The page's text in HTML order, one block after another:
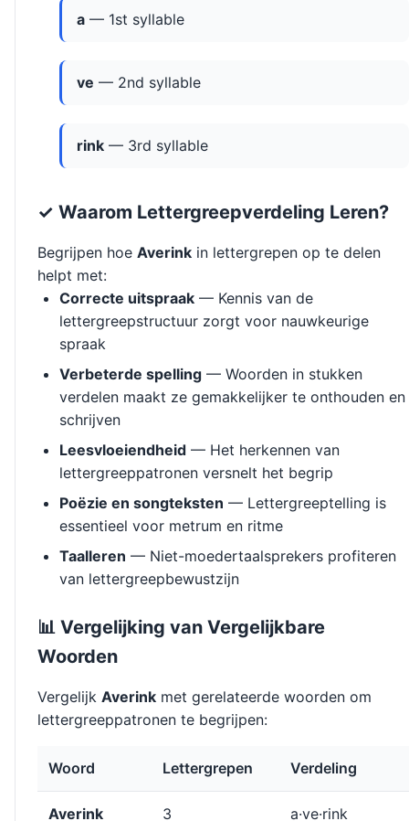
a — 1st syllable
ve — 2nd syllable
rink — 3rd syllable
✓ Waarom Lettergreepverdeling Leren?
Begrijpen hoe Averink in lettergrepen op te delen
helpt met:
Correcte uitspraak — Kennis van de
lettergreepstructuur zorgt voor nauwkeurige
spraak
Verbeterde spelling — Woorden in stukken
verdelen maakt ze gemakkelijker te onthouden en
schrijven
Leesvloeiendheid — Het herkennen van
lettergreeppatronen versnelt het begrip
Poëzie en songteksten — Lettergreeptelling is
essentieel voor metrum en ritme
Taalleren — Niet-moedertaalsprekers profiteren
van lettergreepbewustzijn
📊 Vergelijking van Vergelijkbare
Woorden
Vergelijk Averink met gerelateerde woorden om
lettergreeppatronen te begrijpen:
Woord Lettergrepen Verdeling
Averink 3 a·ve·rink